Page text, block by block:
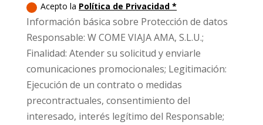
Acepto la Política de Privacidad *
Información básica sobre Protección de datos
Responsable: W COME VIAJA AMA, S.L.U.;
Finalidad: Atender su solicitud y enviarle
comunicaciones promocionales; Legitimación:
Ejecución de un contrato o medidas
precontractuales, consentimiento del
interesado, interés legítimo del Responsable;